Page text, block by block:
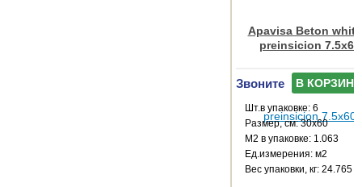
Apavisa Beton
preinsicion 7.5x60
Звоните В КОРЗИНУ
Шт.в упаковке: 6
Размер, см: 30x60
М2 в упаковке: 1.063
Ед.измерения: м2
Веc упаковки, кг: 24.765